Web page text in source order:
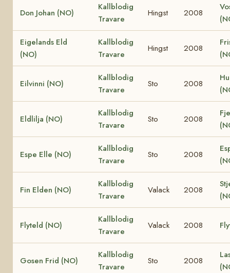
Don Johan (NO)
Kallblodig
Travare
Hingst 2008
Eigelands Eld
(NO)
Kallblodig
Travare
Hingst 2008
Eilvinni (NO)
Kallblodig
Travare
Sto 2008
Eldlilja (NO)
Kallblodig
Travare
Sto 2008
Espe Elle (NO)
Kallblodig
Travare
Sto 2008
Fin Elden (NO)
Kallblodig
Travare
Valack 2008
Flyteld (NO)
Kallblodig
Travare
Valack 2008
Gosen Frid (NO)
Kallblodig
Travare
Sto 2008